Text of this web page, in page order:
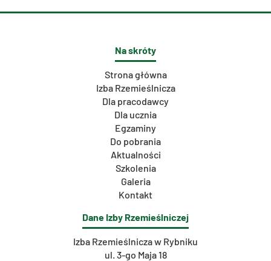
Na skróty
Strona główna
Izba Rzemieślnicza
Dla pracodawcy
Dla ucznia
Egzaminy
Do pobrania
Aktualności
Szkolenia
Galeria
Kontakt
Dane Izby Rzemieślniczej
Izba Rzemieślnicza w Rybniku
ul. 3-go Maja 18